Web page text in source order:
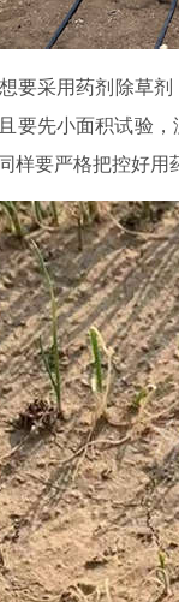
要采用药剂除草
要先小面积试验
样要严格把控好用